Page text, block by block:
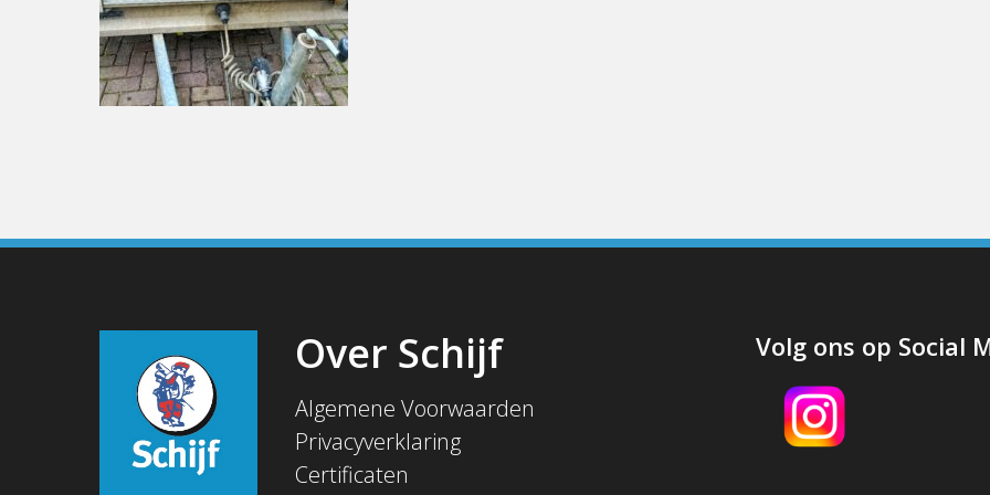
Over Schijf
Algemene Voorwaarden
Privacyverklaring
Certificaten
Volg ons op Social